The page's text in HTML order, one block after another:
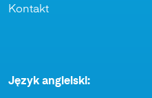
Kontakt
Język angielski: